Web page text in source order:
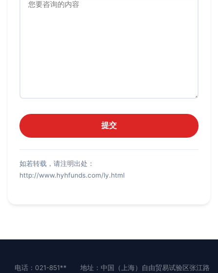
如若转载，请注明出处：
http://www.hyhfunds.com/ly.html
电话：021-851** 地址：中国（上海）自由贸易试验区张江路